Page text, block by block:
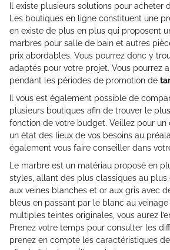
Il existe plusieurs solutions pour acheter
Les boutiques en ligne constituent une
en existe de plus en plus qui proposent
marbres pour salle de bain et autres
prix abordables. Vous pourrez donc y
adaptés pour votre projet. Vous pourrez
pendant les périodes de promotion de
Il vous est également possible de
plusieurs boutiques afin de trouver le
fonction de votre budget. Veillez pour un
un état des lieux de vos besoins au
également vous faire conseiller dans
Le marbre est un matériau proposé en
styles, allant des plus classiques au plus
aux veines blanches et or aux gris avec
bleus en passant par le blanc au
multiples teintes originales, vous aurez
Prenez votre temps pour consulter les
prenez en compte les caractéristiques